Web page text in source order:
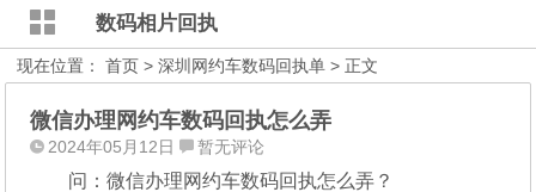
数码相片回执
现在位置：首页 >深圳网约车数码回执单 > 正文
微信办理网约车数码回执怎么弄
2024年05月12日 暂无评论
问：微信办理网约车数码回执怎么弄？